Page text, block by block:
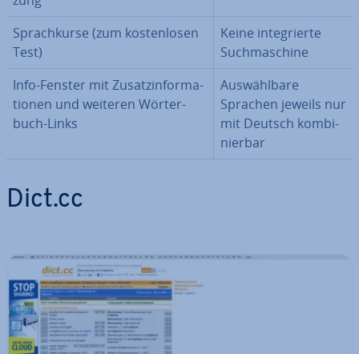
Sprach­kur­se (zum kos­ten­lo­sen
Test)
Keine in­te­grier­te
Such­ma­schi­ne
Info-Fenster mit Zu­satz­in­for­ma­
tio­nen und weiteren Wör­ter­
buch-Links
Aus­wähl­ba­re
Sprachen jeweils nur
mit Deutsch kom­bi­
nier­bar
Dict.cc